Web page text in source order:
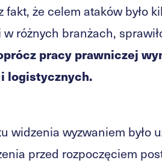
fakt, że celem ataków było
różnych branżach,
pracy prawniczej
logistycznych.
widzenia wyzwaniem było
przed rozpoczęciem